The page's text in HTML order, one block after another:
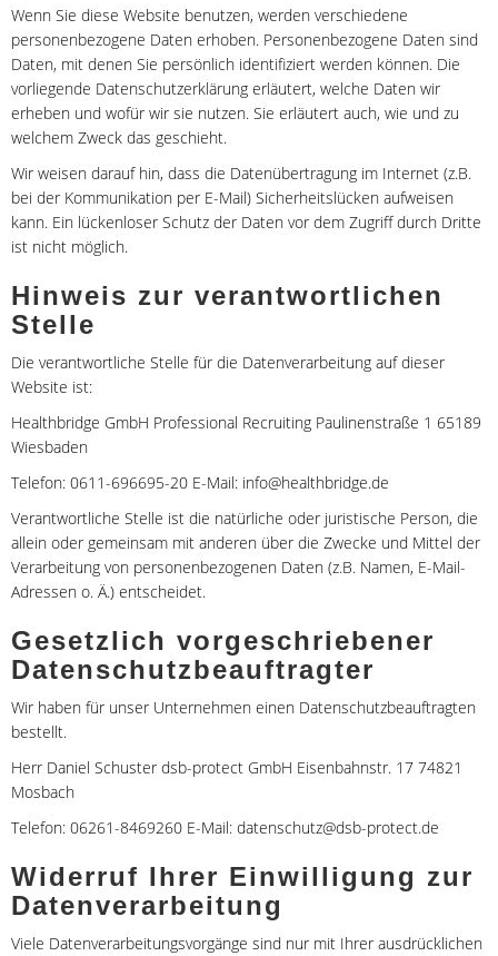
Wenn Sie diese Website benutzen, werden verschiedene
personenbezogene Daten erhoben. Personenbezogene Daten sind
Daten, mit denen Sie persönlich identifiziert werden können. Die
vorliegende Datenschutzerklärung erläutert, welche Daten wir
erheben und wofür wir sie nutzen. Sie erläutert auch, wie und zu
welchem Zweck das geschieht.
Wir weisen darauf hin, dass die Datenübertragung im Internet (z.B.
bei der Kommunikation per E-Mail) Sicherheitslücken aufweisen
kann. Ein lückenloser Schutz der Daten vor dem Zugriff durch Dritte
ist nicht möglich.
Hinweis zur verantwortlichen
Stelle
Die verantwortliche Stelle für die Datenverarbeitung auf dieser
Website ist:
Healthbridge GmbH Professional Recruiting Paulinenstraße 1 65189
Wiesbaden
Telefon: 0611-696695-20 E-Mail: info@healthbridge.de
Verantwortliche Stelle ist die natürliche oder juristische Person, die
allein oder gemeinsam mit anderen über die Zwecke und Mittel der
Verarbeitung von personenbezogenen Daten (z.B. Namen, E-Mail-
Adressen o. Ä.) entscheidet.
Gesetzlich vorgeschriebener
Datenschutzbeauftragter
Wir haben für unser Unternehmen einen Datenschutzbeauftragten
bestellt.
Herr Daniel Schuster dsb-protect GmbH Eisenbahnstr. 17 74821
Mosbach
Telefon: 06261-8469260 E-Mail: datenschutz@dsb-protect.de
Widerruf Ihrer Einwilligung zur
Datenverarbeitung
Viele Datenverarbeitungsvorgänge sind nur mit Ihrer ausdrücklichen